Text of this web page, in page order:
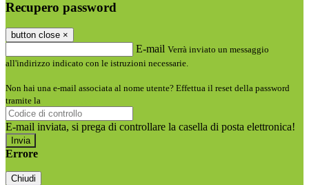
Recupero password
button close ×
E-mail Verrà inviato un messaggio
all'indirizzo indicato con le istruzioni necessarie.
Non hai una e-mail associata al nome utente? Effettua il reset della password
tramite la
E-mail inviata, si prega di controllare la casella di posta elettronica!
Errore
Chiudi